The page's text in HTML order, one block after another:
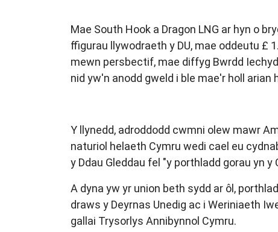
Mae South Hook a Dragon LNG ar hyn o
ffigurau llywodraeth y DU, mae oddeutu £
mewn persbectif, mae diffyg Bwrdd
nid yw'n anodd gweld i ble mae'r holl
Y llynedd, adroddodd cwmni olew mawr
naturiol helaeth Cymru wedi cael eu
y Ddau Gleddau fel "y porthladd gorau yn y
A dyna yw yr union beth sydd ar ôl,
draws y Deyrnas Unedig ac i Weriniaeth
gallai Trysorlys Annibynnol Cymru.